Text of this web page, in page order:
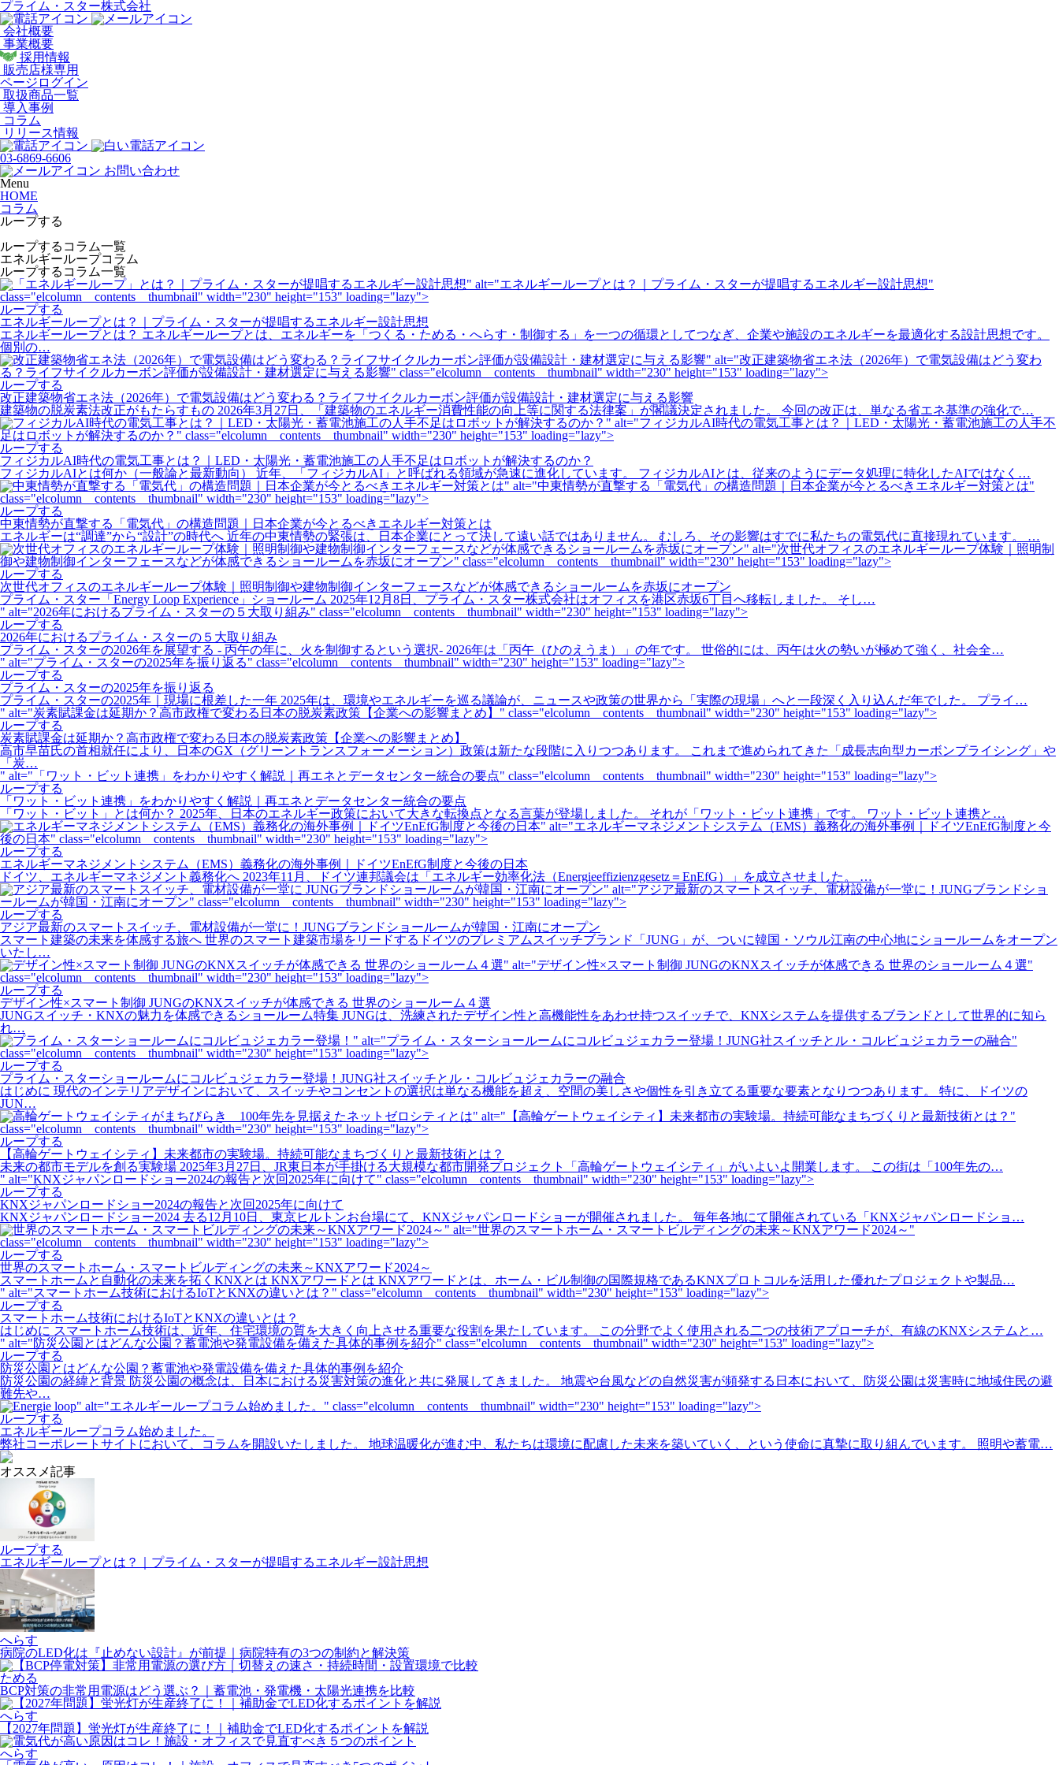
プライム・スター株式会社
会社概要
事業概要
採用情報
販売店様専用
ページログイン
取扱商品一覧
導入事例
コラム
リリース情報
03-6869-6606
お問い合わせ
Menu
HOME
コラム
ループする
ループするコラム一覧
エネルギーループコラム
ループするコラム一覧
" alt="エネルギーループとは？｜プライム・スターが提唱するエネルギー設計思想"
class="elcolumn__contents__thumbnail" width="230" height="153" loading="lazy">
ループする
エネルギーループとは？｜プライム・スターが提唱するエネルギー設計思想
エネルギーループとは？ エネルギーループとは、エネルギーを「つくる・ためる・へらす・制御する」を一つの循環としてつなぎ、企業や施設のエネルギーを最適化する設計思想です。
個別の…
" alt="改正建築物省エネ法（2026年）で電気設備はどう変わ
る？ライフサイクルカーボン評価が設備設計・建材選定に与える影響" class="elcolumn__contents__thumbnail" width="230" height="153" loading="lazy">
ループする
改正建築物省エネ法（2026年）で電気設備はどう変わる？ライフサイクルカーボン評価が設備設計・建材選定に与える影響
建築物の脱炭素法改正がもたらすもの 2026年3月27日、「建築物のエネルギー消費性能の向上等に関する法律案」が閣議決定されました。 今回の改正は、単なる省エネ基準の強化で…
" alt="フィジカルAI時代の電気工事とは？｜LED・太陽光・蓄電池施工の人手不
足はロボットが解決するのか？" class="elcolumn__contents__thumbnail" width="230" height="153" loading="lazy">
ループする
フィジカルAI時代の電気工事とは？｜LED・太陽光・蓄電池施工の人手不足はロボットが解決するのか？
フィジカルAIとは何か（一般論と最新動向） 近年、「フィジカルAI」と呼ばれる領域が急速に進化しています。 フィジカルAIとは、従来のようにデータ処理に特化したAIではなく…
" alt="中東情勢が直撃する「電気代」の構造問題｜日本企業が今とるべきエネルギー対策とは"
class="elcolumn__contents__thumbnail" width="230" height="153" loading="lazy">
ループする
中東情勢が直撃する「電気代」の構造問題｜日本企業が今とるべきエネルギー対策とは
エネルギーは“調達”から“設計”の時代へ 近年の中東情勢の緊張は、日本企業にとって決して遠い話ではありません。 むしろ、その影響はすでに私たちの電気代に直接現れています。 …
" alt="次世代オフィスのエネルギーループ体験｜照明制
御や建物制御インターフェースなどが体感できるショールームを赤坂にオープン" class="elcolumn__contents__thumbnail" width="230" height="153" loading="lazy">
ループする
次世代オフィスのエネルギーループ体験｜照明制御や建物制御インターフェースなどが体感できるショールームを赤坂にオープン
プライム・スター「Energy Loop Experience」ショールーム 2025年12月8日、プライム・スター株式会社はオフィスを港区赤坂6丁目へ移転しました。 そし…
" alt="2026年におけるプライム・スターの５大取り組み" class="elcolumn__contents__thumbnail" width="230" height="153" loading="lazy">
ループする
2026年におけるプライム・スターの５大取り組み
プライム・スターの2026年を展望する - 丙午の年に、火を制御するという選択- 2026年は「丙午（ひのえうま）」の年です。 世俗的には、丙午は火の勢いが極めて強く、社会全…
" alt="プライム・スターの2025年を振り返る" class="elcolumn__contents__thumbnail" width="230" height="153" loading="lazy">
ループする
プライム・スターの2025年を振り返る
プライム・スターの2025年｜現場に根差した一年 2025年は、環境やエネルギーを巡る議論が、ニュースや政策の世界から「実際の現場」へと一段深く入り込んだ年でした。 プライ…
" alt="炭素賦課金は延期か？高市政権で変わる日本の脱炭素政策【企業への影響まとめ】" class="elcolumn__contents__thumbnail" width="230" height="153" loading="lazy">
ループする
炭素賦課金は延期か？高市政権で変わる日本の脱炭素政策【企業への影響まとめ】
高市早苗氏の首相就任により、日本のGX（グリーントランスフォーメーション）政策は新たな段階に入りつつあります。 これまで進められてきた「成長志向型カーボンプライシング」や
「炭…
" alt="「ワット・ビット連携」をわかりやすく解説｜再エネとデータセンター統合の要点" class="elcolumn__contents__thumbnail" width="230" height="153" loading="lazy">
ループする
「ワット・ビット連携」をわかりやすく解説｜再エネとデータセンター統合の要点
「ワット・ビット」とは何か？ 2025年、日本のエネルギー政策において大きな転換点となる言葉が登場しました。 それが「ワット・ビット連携」です。 ワット・ビット連携と…
" alt="エネルギーマネジメントシステム（EMS）義務化の海外事例｜ドイツEnEfG制度と今
後の日本" class="elcolumn__contents__thumbnail" width="230" height="153" loading="lazy">
ループする
エネルギーマネジメントシステム（EMS）義務化の海外事例｜ドイツEnEfG制度と今後の日本
ドイツ、エネルギーマネジメント義務化へ 2023年11月、ドイツ連邦議会は「エネルギー効率化法（Energieeffizienzgesetz＝EnEfG）」を成立させました。 …
" alt="アジア最新のスマートスイッチ、電材設備が一堂に！JUNGブランドショ
ールームが韓国・江南にオープン" class="elcolumn__contents__thumbnail" width="230" height="153" loading="lazy">
ループする
アジア最新のスマートスイッチ、電材設備が一堂に！JUNGブランドショールームが韓国・江南にオープン
スマート建築の未来を体感する旅へ 世界のスマート建築市場をリードするドイツのプレミアムスイッチブランド「JUNG」が、ついに韓国・ソウル江南の中心地にショールームをオープン
いたし…
" alt="デザイン性×スマート制御 JUNGのKNXスイッチが体感できる 世界のショールーム４選"
class="elcolumn__contents__thumbnail" width="230" height="153" loading="lazy">
ループする
デザイン性×スマート制御 JUNGのKNXスイッチが体感できる 世界のショールーム４選
JUNGスイッチ・KNXの魅力を体感できるショールーム特集 JUNGは、洗練されたデザイン性と高機能性をあわせ持つスイッチで、KNXシステムを提供するブランドとして世界的に知ら
れ…
" alt="プライム・スターショールームにコルビュジェカラー登場！JUNG社スイッチとル・コルビュジェカラーの融合"
class="elcolumn__contents__thumbnail" width="230" height="153" loading="lazy">
ループする
プライム・スターショールームにコルビュジェカラー登場！JUNG社スイッチとル・コルビュジェカラーの融合
はじめに 現代のインテリアデザインにおいて、スイッチやコンセントの選択は単なる機能を超え、空間の美しさや個性を引き立てる重要な要素となりつつあります。 特に、ドイツの
JUN…
" alt="【高輪ゲートウェイシティ】未来都市の実験場。持続可能なまちづくりと最新技術とは？"
class="elcolumn__contents__thumbnail" width="230" height="153" loading="lazy">
ループする
【高輪ゲートウェイシティ】未来都市の実験場。持続可能なまちづくりと最新技術とは？
未来の都市モデルを創る実験場 2025年3月27日、JR東日本が手掛ける大規模な都市開発プロジェクト「高輪ゲートウェイシティ」がいよいよ開業します。 この街は「100年先の…
" alt="KNXジャパンロードショー2024の報告と次回2025年に向けて" class="elcolumn__contents__thumbnail" width="230" height="153" loading="lazy">
ループする
KNXジャパンロードショー2024の報告と次回2025年に向けて
KNXジャパンロードショー2024 去る12月10日、東京ヒルトンお台場にて、KNXジャパンロードショーが開催されました。 毎年各地にて開催されている「KNXジャパンロードショ…
" alt="世界のスマートホーム・スマートビルディングの未来～KNXアワード2024～"
class="elcolumn__contents__thumbnail" width="230" height="153" loading="lazy">
ループする
世界のスマートホーム・スマートビルディングの未来～KNXアワード2024～
スマートホームと自動化の未来を拓くKNXとは KNXアワードとは KNXアワードとは、ホーム・ビル制御の国際規格であるKNXプロトコルを活用した優れたプロジェクトや製品…
" alt="スマートホーム技術におけるIoTとKNXの違いとは？" class="elcolumn__contents__thumbnail" width="230" height="153" loading="lazy">
ループする
スマートホーム技術におけるIoTとKNXの違いとは？
はじめに スマートホーム技術は、近年、住宅環境の質を大きく向上させる重要な役割を果たしています。 この分野でよく使用される二つの技術アプローチが、有線のKNXシステムと…
" alt="防災公園とはどんな公園？蓄電池や発電設備を備えた具体的事例を紹介" class="elcolumn__contents__thumbnail" width="230" height="153" loading="lazy">
ループする
防災公園とはどんな公園？蓄電池や発電設備を備えた具体的事例を紹介
防災公園の経緯と背景 防災公園の概念は、日本における災害対策の進化と共に発展してきました。 地震や台風などの自然災害が頻発する日本において、防災公園は災害時に地域住民の避
難先や…
" alt="エネルギーループコラム始めました。" class="elcolumn__contents__thumbnail" width="230" height="153" loading="lazy">
ループする
エネルギーループコラム始めました。
弊社コーポレートサイトにおいて、コラムを開設いたしました。 地球温暖化が進む中、私たちは環境に配慮した未来を築いていく、という使命に真摯に取り組んでいます。 照明や蓄電…
オススメ記事
ループする
エネルギーループとは？｜プライム・スターが提唱するエネルギー設計思想
へらす
病院のLED化は『止めない設計』が前提｜病院特有の3つの制約と解決策
ためる
BCP対策の非常用電源はどう選ぶ？｜蓄電池・発電機・太陽光連携を比較
へらす
【2027年問題】蛍光灯が生産終了に！｜補助金でLED化するポイントを解説
へらす